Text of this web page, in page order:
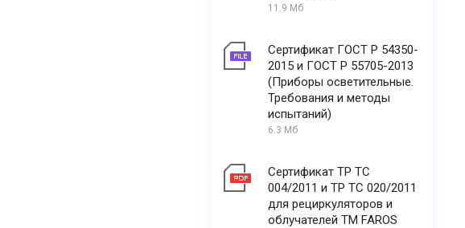
11.9 Мб
Сертификат ГОСТ Р 54350-
2015 и ГОСТ Р 55705-2013
(Приборы осветительные.
Требования и методы
испытаний)
6.3 Мб
Сертификат ТР ТС
004/2011 и ТР ТС 020/2011
для рециркуляторов и
облучателей ТМ FAROS